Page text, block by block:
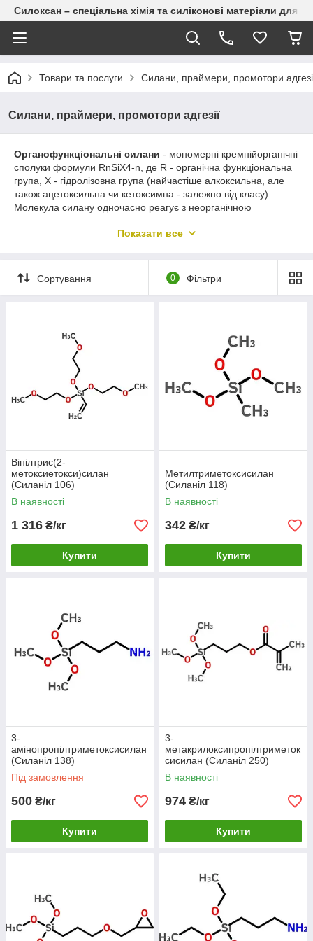
Силоксан – спеціальна хімія та силіконові матеріали для
Товари та послуги Силани, праймери, промотори
Силани, праймери, промотори адгезії
Органофункціональні силани - мономерні кремнійорганічні
сполуки формули RnSiX4-n , де R - органічна функціональна
група, X - гідролізовна група (найчастіше алкоксильна, але
також ацетоксильна чи кетоксимна - залежно від класу).
Молекула силану одночасно реагує з неорганічною
через групу R, створюючи ковалентний місток на межі поділу
полімерних систем, а також реагенти для силілювання в
органічному синтезі.
Основні класиза типом функціональної групи:
Клас силану /
Застосування
Аміносилани
,138,
176,GF 56,
АДЭ-3
фенольні
промотори адгезії
епокси-, ПУ-,
фенольних та
акрилових клеїв і
апрет скловолокна
наповнювачів,
затверджувач
епоксидів, добавка
Епоксисилани
гідроксильні
1К- і 2К-клеї,
адгезія по
наповнювачів,
модифікатор
епоксидних і
акрилових смол,
106,276,780,XL
10
волога
зшивання
кабельного
поліетилену (PE-
наповнювачів
(крейда, кварц) у
композитах,
вологозатверджув
гумах, поглинач
слідової вологи
Метакрилоксиси
лани
метакрил; акрил,
поліефір
склопластики й
SMC/BMC на
ненасичених
Показати все
Сортування 0 Фільтри
Вінілтрис(2-
метоксиетокси)силан
(Силаніл 106)
В наявності
1 316 ₴/кг
Купити
Метилтриметоксисилан
(Силаніл 118)
В наявності
342 ₴/кг
Купити
3-
амінопропілтриметоксисилан
(Силаніл 138)
Під замовлення
500 ₴/кг
Купити
3-
метакрилоксипропілтриметок
сисилан (Силаніл 250)
В наявності
974 ₴/кг
Купити